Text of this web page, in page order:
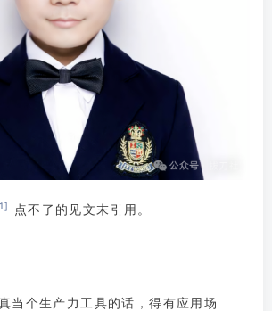
点不了的见文末引用。
当个生产力工具的话，得有应用场